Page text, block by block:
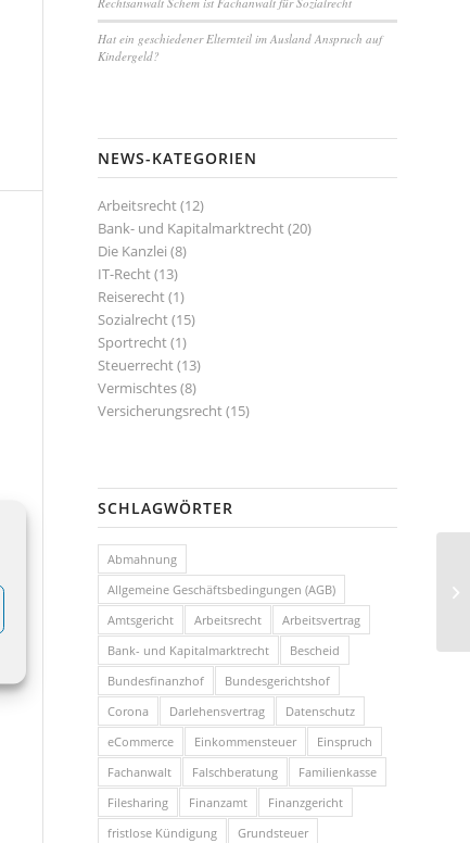
Hat ein geschiedener Elternteil im Ausland Anspruch auf
Kindergeld?
NEWS-KATEGORIEN
Arbeitsrecht(12)
Bank- und Kapitalmarktrecht(20)
Die Kanzlei (8)
IT-Recht(13)
Reiserecht(1)
Sozialrecht(15)
Sportrecht(1)
Steuerrecht(13)
Vermischtes(8)
Versicherungsrecht(15)
SCHLAGWÖRTER
Abmahnung
Allgemeine Geschäftsbedingungen (AGB)
Amtsgericht
Arbeitsrecht
Arbeitsvertrag
Bank- und Kapitalmarktrecht
Bescheid
Bundesfinanzhof
Bundesgerichtshof
Corona
Darlehensvertrag
Datenschutz
eCommerce
Einkommensteuer
Einspruch
Fachanwalt
Falschberatung
Familienkasse
Filesharing
Finanzamt
Finanzgericht
fristlose Kündigung
Grundsteuer